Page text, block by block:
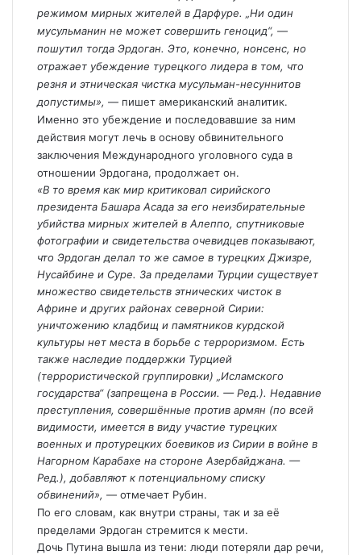
режимом мирных жителей в Дарфуре. „Ни один
мусульманин не может совершить геноцид“, —
пошутил тогда Эрдоган. Это, конечно, нонсенс, но
отражает убеждение турецкого лидера в том, что
резня и этническая чистка мусульман-несуннитов
допустимы», — пишет американский аналитик.
Именно это убеждение и последовавшие за ним
действия могут лечь в основу обвинительного
заключения Международного уголовного суда в
отношении Эрдогана, продолжает он.
«В то время как мир критиковал сирийского
президента Башара Асада за его неизбирательные
убийства мирных жителей в Алеппо, спутниковые
фотографии и свидетельства очевидцев показывают,
что Эрдоган делал то же самое в турецких Джизре,
Нусайбине и Суре. За пределами Турции существует
множество свидетельств этнических чисток в
Африне и других районах северной Сирии:
уничтожению кладбищ и памятников курдской
культуры нет места в борьбе с терроризмом. Есть
также наследие поддержки Турцией
(террористической группировки) „Исламского
государства“ (запрещена в России. — Ред.). Недавние
преступления, совершённые против армян (по всей
видимости, имеется в виду участие турецких
военных и протурецких боевиков из Сирии в войне в
Нагорном Карабахе на стороне Азербайджана. —
Ред.), добавляют к потенциальному списку
обвинений», — отмечает Рубин.
По его словам, как внутри страны, так и за её
пределами Эрдоган стремится к мести.
Дочь Путина вышла из тени: люди потеряли дар речи,